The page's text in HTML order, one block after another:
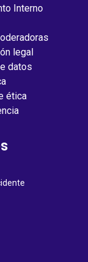
Interno
legal
datos
ética